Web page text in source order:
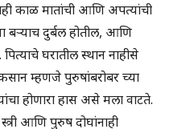
काळ मातांची आणि अपत्यांची
बऱ्याच दुर्बल होतील, आणि
घरातील स्थान नाहीसे
म्हणजे पुरुषांबरोबर च्या
होणारा हास असे मला वाटते.
आणि पुरुष दोघांनाही